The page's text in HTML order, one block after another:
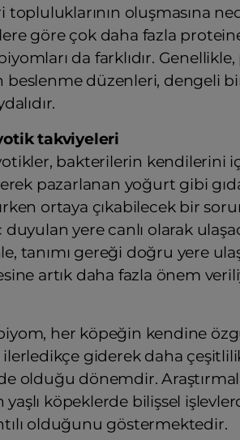
topluluklarının oluşmasına
göre çok daha fazla
da farklıdır.
beslenme düzenleri, dengeli
takviyeleri
bakterilerin kendilerini
pazarlanan yoğurt gibi
ortaya çıkabilecek bir
yere canlı olarak
tanımı gereği doğru yere
artık daha fazla önem
her köpeğin kendine
giderek daha
olduğu dönemdir.
köpeklerde bilişsel
olduğunu göstermektedir.